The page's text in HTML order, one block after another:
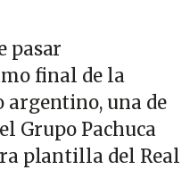
pasar
final de la
argentino, una de
Grupo Pachuca
plantilla del Real